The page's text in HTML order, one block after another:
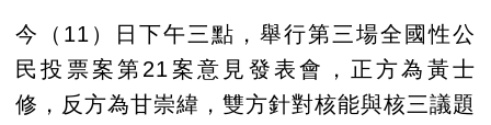
今（11）日下午三點，舉行第三場全國性公
民投票案第21案意見發表會，正方為黃士
修，反方為甘崇緯，雙方針對核能與核三議題